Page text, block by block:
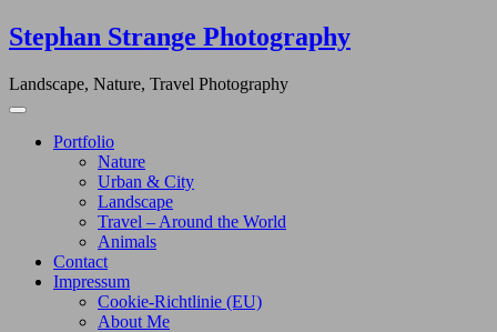
Skip
to
Stephan Strange Photography
Landscape, Nature, Travel Photography
Portfolio
Nature
Urban & City
Landscape
Travel – Around the World
Animals
Contact
Impressum
Cookie-Richtlinie (EU)
About Me